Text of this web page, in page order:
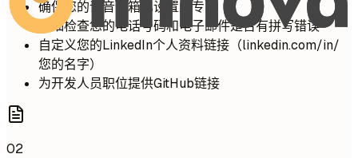
确保您的语音信箱已设置且专业
仔细检查您的电话号码和电子邮件是否有拼写错误
自定义您的LinkedIn个人资料链接（linkedin.com/in/
您的名字）
为开发人员职位提供GitHub链接
02